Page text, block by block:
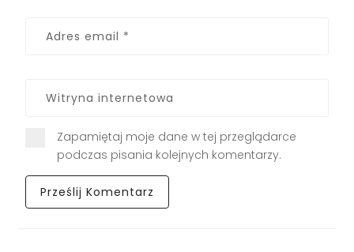
Zapamiętaj moje dane w tej przeglądarce
podczas pisania kolejnych komentarzy.